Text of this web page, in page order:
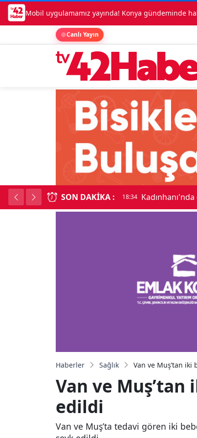
Mobil uygulamamız yayında! Konya gündeminde
Canlı Yayın
SON DAKIKA : 18:34
Haberler Sağlık Van ve Muş’tan iki
Van ve
edildi
Van ve Muş’ta tedavi gören iki